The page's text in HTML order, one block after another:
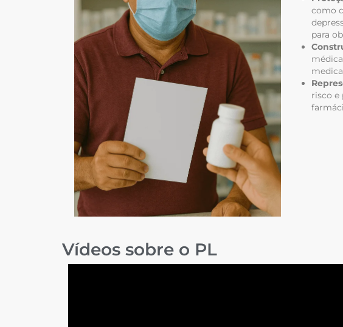
como
para
risco e
Vídeos sobre o PL